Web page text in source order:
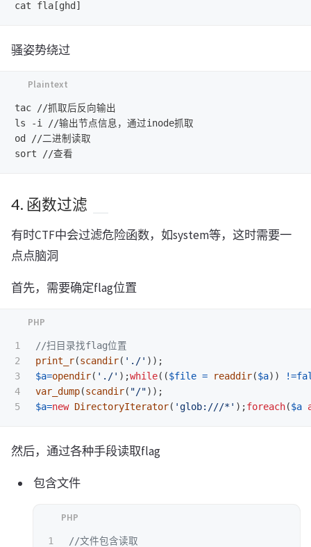
骚姿势绕过
tac //抓取后反向输出
ls -i //输出节点信息，通过inode抓取
od //二进制读取
4. 函数过滤
有时CTF中会过滤危险函数，如system等，这时需要一
点点脑洞
首先，需要确定flag位置
1
2
3
4
//扫目录找flag位置
print_r(scandir( './' ));
$a=opendir( './' );while(($file = readdir($a)) !=
var_dump(scandir( "/"));
$a=new DirectoryIterator( 'glob:///*' );foreach($a
然后，通过各种手段读取flag
包含文件
1
//文件包含读取